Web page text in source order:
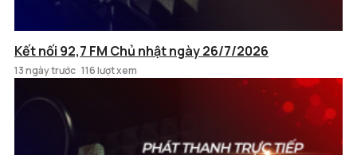
Kết nối 92,7 FM Chủ nhật ngày 26/7/2026
13 ngày trước 116 lượt xem